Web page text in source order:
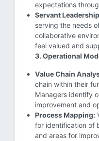
expectations
Servant
serving the needs
collaborative
feel valued and
3. Operational
Value Chain
chain within their
Managers identify
improvement and
Process Mapping:
for identification of
and areas for